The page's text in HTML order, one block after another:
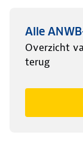
Alle
Overzicht
terug